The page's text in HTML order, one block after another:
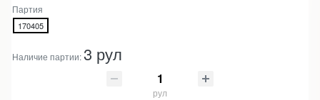
Партия
170405
Наличие партии:3 рул
рул